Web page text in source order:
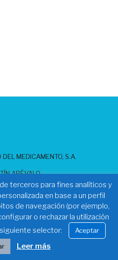
MEDICAMENTO, S.A.
ARÉVALO
(S/C TENERIFE), SPAIN
terceros para fines analíticos y
en base a un perfil
de navegación (por ejemplo,
o rechazar la utilización
selector:
Aceptar
Leer más